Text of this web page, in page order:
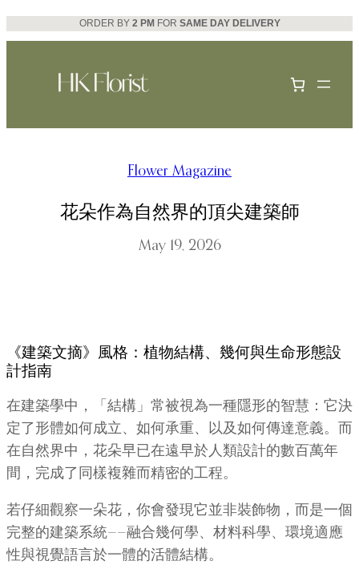
Skip
to
ORDER BY 2 PM FOR SAME DAY DELIVERY
Flower Magazine
花朵作為自然界的頂尖建築師
May 19, 2026
《建築文摘》風格：植物結構、幾何與生命形態設
計指南
在建築學中，「結構」常被視為一種隱形的智慧：它決
定了形體如何成立、如何承重、以及如何傳達意義。而
在自然界中，花朵早已在遠早於人類設計的數百萬年
間，完成了同樣複雜而精密的工程。
若仔細觀察一朵花，你會發現它並非裝飾物，而是一個
完整的建築系統——融合幾何學、材料科學、環境適應
性與視覺語言於一體的活體結構。